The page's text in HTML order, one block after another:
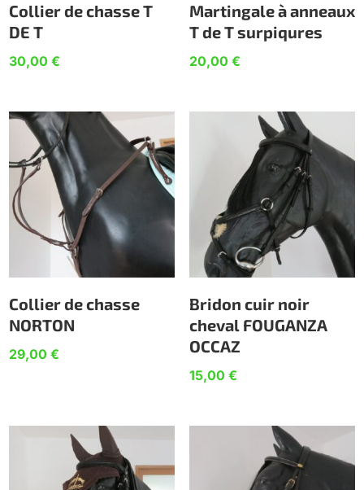
Collier de chasse T
DE T
30,00€
Martingale à anneaux
T de T surpiqures
20,00 €
Collier de chasse
NORTON
29,00€
Bridon cuir noir
cheval FOUGANZA
OCCAZ
15,00 €